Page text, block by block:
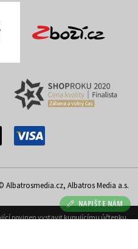
NAPIŠTE NÁM
Albatrosmedia.cz, Albatros Media a.s.
povinen vystavit kupujícímu účtenku.